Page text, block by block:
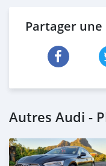
Partager une
Autres Audi -